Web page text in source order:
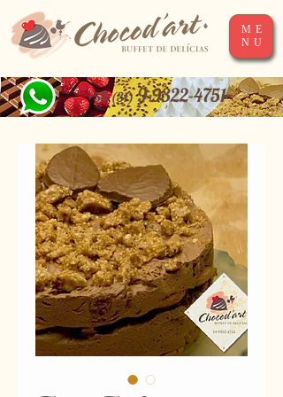
+55 (31) 9-9322-4751
ME
NU